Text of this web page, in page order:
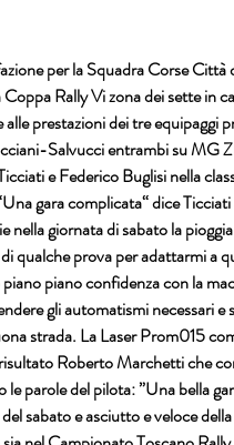
per la Squadra Corse Città
Rally Vi zona dei sette in
alle prestazioni dei tre
Salvucci entrambi su MG
e Federico Buglisi nella
gara complicata“ dice
nella giornata di sabato la
qualche prova per adattarmi a
piano confidenza con la
gli automatismi necessari
strada. La Laser Prom015
Roberto Marchetti che
le parole del pilota: ”Una bella
sabato e asciutto e veloce